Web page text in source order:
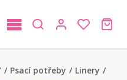
/ Psací potřeby / Linery /